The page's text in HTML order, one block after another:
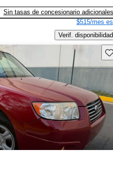
Sin tasas de concesionario adicionales
$515/mes
Verif. disponibilidad